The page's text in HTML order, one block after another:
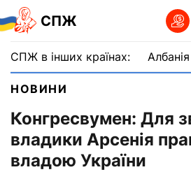
СПЖ
СПЖ в інших країнах: Албанія
НОВИНИ
Конгресвумен: Для
владики Арсенія
владою України